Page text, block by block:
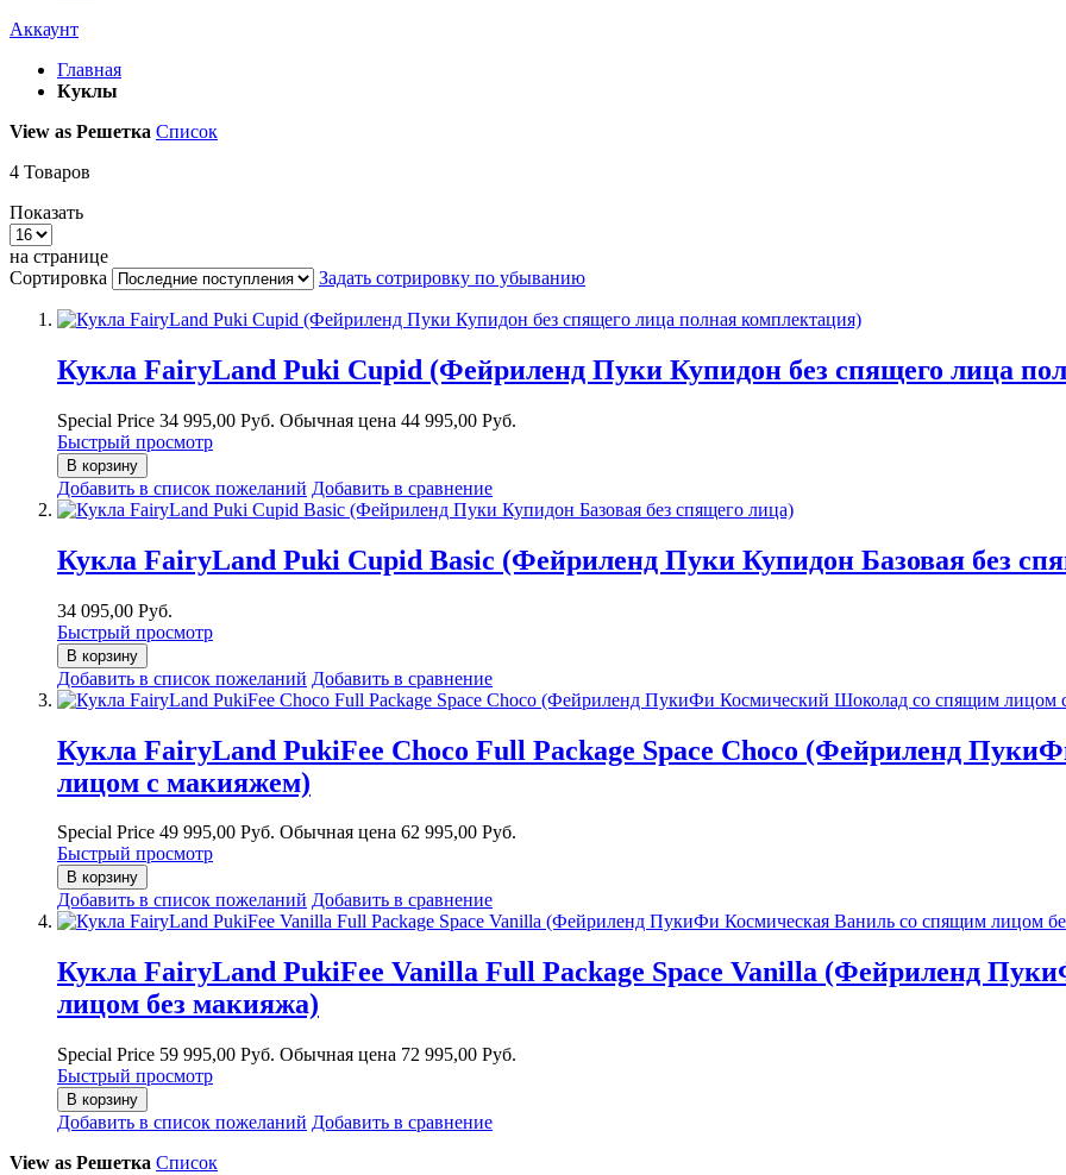
Аккаунт
Главная
Куклы
View as Решетка Список
4 Товаров
Показать
на странице
Сортировка
Задать сотрировку по убыванию
Кукла FairyLand Puki Cupid (Фейриленд Пуки Купидон без спящего лица
Special Price 34 995,00 Руб. Обычная цена 44 995,00 Руб.
Быстрый просмотр
В корзину
Добавить в список пожеланий Добавить в сравнение
Кукла FairyLand Puki Cupid Basic (Фейриленд Пуки Купидон Базовая без
34 095,00 Руб.
Быстрый просмотр
В корзину
Добавить в список пожеланий Добавить в сравнение
Кукла FairyLand PukiFee Choco Full Package Space Choco (Фейриленд
лицом с макияжем)
Special Price 49 995,00 Руб. Обычная цена 62 995,00 Руб.
Быстрый просмотр
В корзину
Добавить в список пожеланий Добавить в сравнение
Кукла FairyLand PukiFee Vanilla Full Package Space Vanilla (Фейриленд
лицом без макияжа)
Special Price 59 995,00 Руб. Обычная цена 72 995,00 Руб.
Быстрый просмотр
В корзину
Добавить в список пожеланий Добавить в сравнение
View as Решетка Список